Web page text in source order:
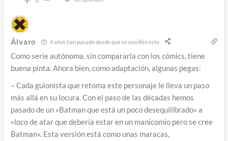
Álvaro 4 años han pasado desde que se escribió esto
Como serie autónoma, sin compararla con los cómics, tiene
buena pinta. Ahora bien, como adaptación, algunas pegas:
– Cada guionista que retoma este personaje le lleva un paso
más allá en su locura. Con el paso de las décadas hemos
pasado de un «Batman que está un poco desequilibrado» a
«loco de atar que debería estar en un manicomio pero se cree
Batman». Esta versión está como unas maracas,